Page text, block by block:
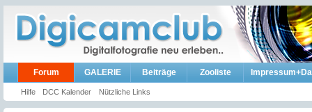
Forum
Hilfe DCC Kalender Nützliche Links
GALERIE Beiträge Zooliste